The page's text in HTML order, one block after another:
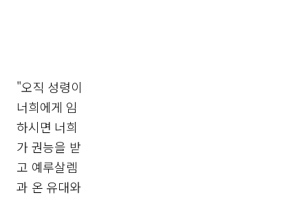
"오직 성령이
너희에게 임
하시면 너희
가 권능을 받
고 예루살렘
과 온 유대와